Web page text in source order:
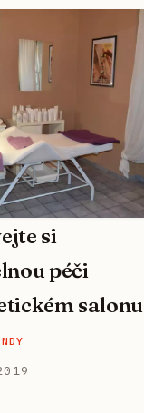
si
péči
salonu